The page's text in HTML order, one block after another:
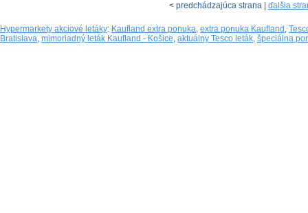
< predchádzajúca strana | ďalšia
Hypermarkety akciové letáky: Kaufland extra ponuka, extra ponuka Kaufland ,
Bratislava, mimoriadný leták Kaufland - Košice, aktuálny Tesco leták, špeciálna